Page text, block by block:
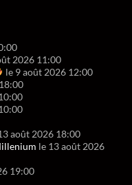
2026 11:00
le 9 août 2026 12:00
août 2026 18:00
le 13 août 2026
19:00